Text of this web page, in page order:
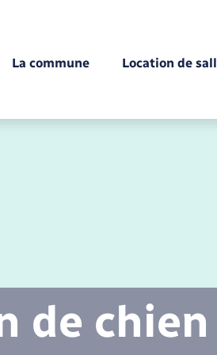
La commune Location de
de chien